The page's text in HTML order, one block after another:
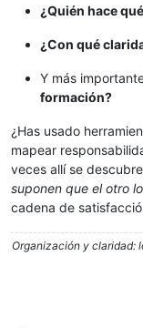
¿Quién hace
¿Con qué
Y más
formación?
¿Has usado
mapear
veces allí se
suponen que el otro
cadena de
Organización y claridad: